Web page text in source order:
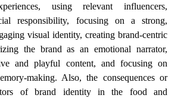
using relevant influencers,
responsibility, focusing on a strong,
visual identity, creating brand-centric
the brand as an emotional narrator,
and playful content, and focusing on
making. Also, the consequences or
of brand identity in the food and